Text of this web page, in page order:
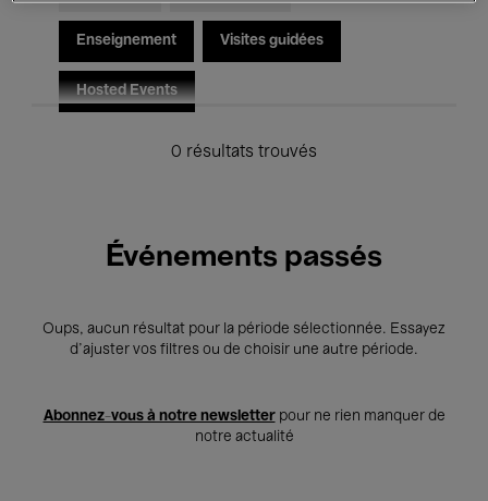
Enseignement Visites guidées
Hosted Events
0 résultats trouvés
Événements passés
Oups, aucun résultat pour la période sélectionnée. Essayez
d’ajuster vos filtres ou de choisir une autre période.
Abonnez-vous à notre newsletterpour ne rien manquer de
notre actualité